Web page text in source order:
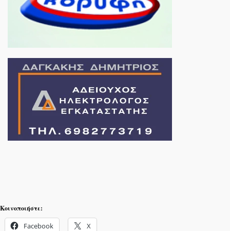
Κοινοποιήστε:
Facebook X